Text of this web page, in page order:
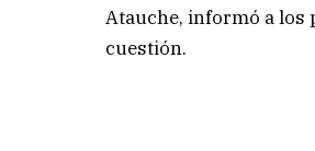
Atauche, informó a los
cuestión.